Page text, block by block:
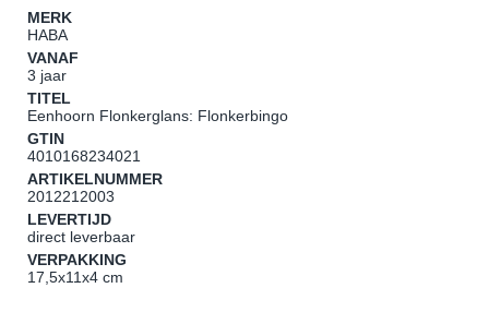
MERK
HABA
VANAF
3 jaar
TITEL
Eenhoorn Flonkerglans: Flonkerbingo
GTIN
4010168234021
ARTIKELNUMMER
2012212003
LEVERTIJD
direct leverbaar
VERPAKKING
17,5x11x4 cm